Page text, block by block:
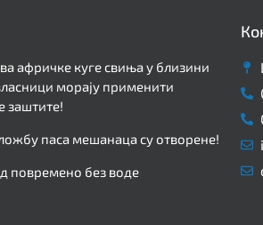
афричке куге свиња у близини
морају применити
заштите!
паса мешанаца су отворене!
повремено без воде